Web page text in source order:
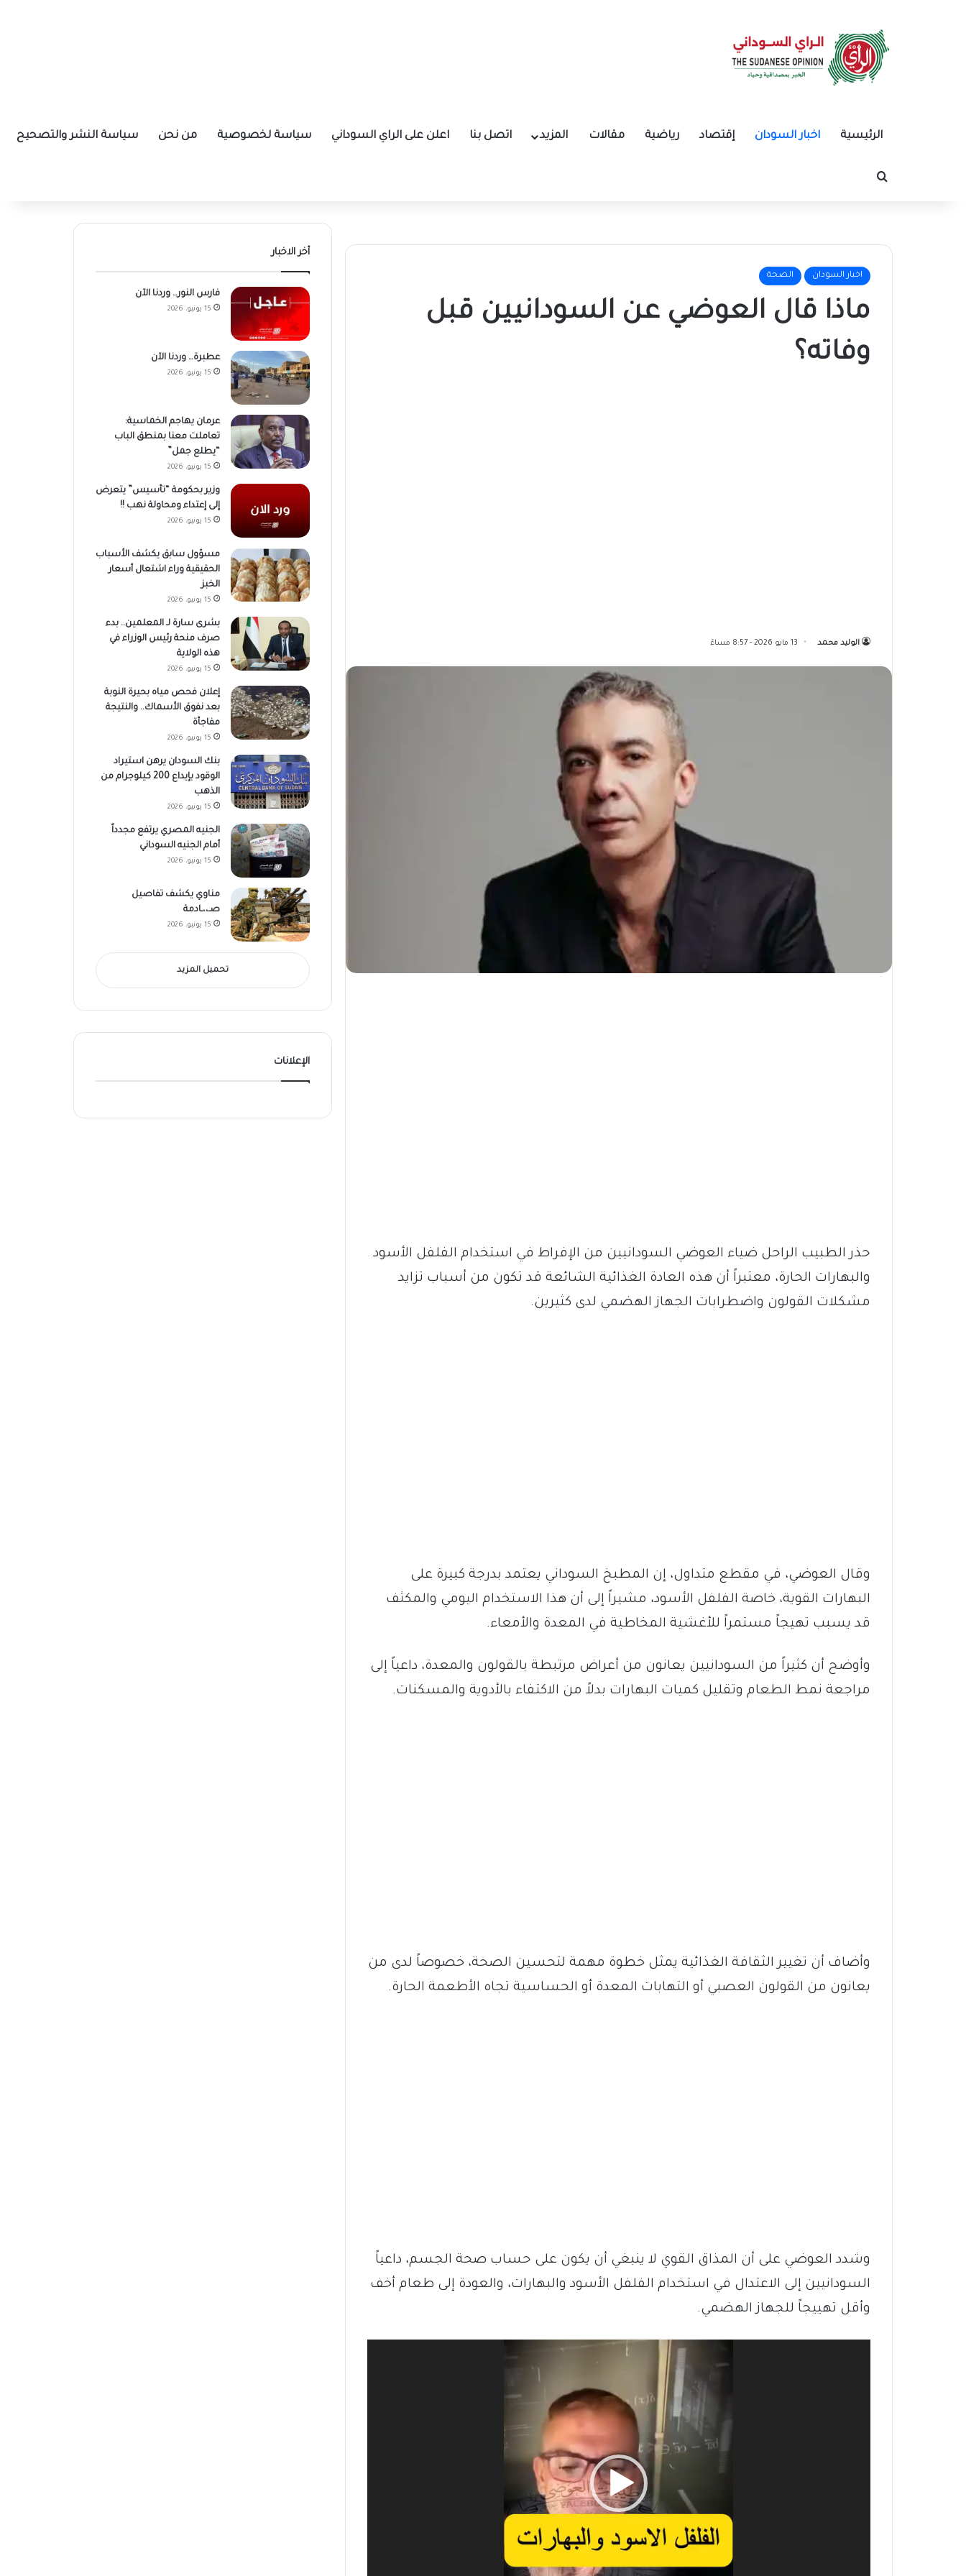
الرئيسية اخبار السودان إقتصاد رياضية مقالات المزيد اتصل بنا اعلن على الراي السوداني سياسة لخصوصية من نحن سياسة النشر والتصحيح
بحث عن
اخبار السودان الصحة
ماذا قال العوضي عن السودانيين قبل
وفاته؟
الوليد محمد 13 مايو 2026 - 8:57 مساءً
حذر الطبيب الراحل ضياء العوضي السودانيين من الإفراط في استخدام الفلفل الأسود
والبهارات الحارة، معتبراً أن هذه العادة الغذائية الشائعة قد تكون من أسباب تزايد
مشكلات القولون واضطرابات الجهاز الهضمي لدى كثيرين.
وقال العوضي، في مقطع متداول، إن المطبخ السوداني يعتمد بدرجة كبيرة على
البهارات القوية، خاصة الفلفل الأسود، مشيراً إلى أن هذا الاستخدام اليومي والمكثف
قد يسبب تهيجاً مستمراً للأغشية المخاطية في المعدة والأمعاء.
وأوضح أن كثيراً من السودانيين يعانون من أعراض مرتبطة بالقولون والمعدة، داعياً إلى
مراجعة نمط الطعام وتقليل كميات البهارات بدلاً من الاكتفاء بالأدوية والمسكنات.
وأضاف أن تغيير الثقافة الغذائية يمثل خطوة مهمة لتحسين الصحة، خصوصاً لدى من
يعانون من القولون العصبي أو التهابات المعدة أو الحساسية تجاه الأطعمة الحارة.
وشدد العوضي على أن المذاق القوي لا ينبغي أن يكون على حساب صحة الجسم، داعياً
السودانيين إلى الاعتدال في استخدام الفلفل الأسود والبهارات، والعودة إلى طعام أخف
وأقل تهييجاً للجهاز الهضمي.
أخر الاخبار
فارس النور… وردنا الآن
15 يونيو، 2026
عطبرة… وردنا الآن
15 يونيو، 2026
عرمان يهاجم الخماسية:
تعاملت معنا بمنطق الباب
“يطلع جمل”
15 يونيو، 2026
وزير بحكومة “تأسيس” يتعرض
إلى إعتداء ومحاولة نهب !!
15 يونيو، 2026
مسؤول سابق يكشف الأسباب
الحقيقية وراء اشتعال أسعار
الخبز
15 يونيو، 2026
بشرى سارة لـ المعلمين.. بدء
صرف منحة رئيس الوزراء في
هذه الولاية
15 يونيو، 2026
إعلان فحص مياه بحيرة النوبة
بعد نفوق الأسماك.. والنتيجة
مفاجأة
15 يونيو، 2026
بنك السودان يرهن استيراد
الوقود بإيداع 200 كيلوجرام من
الذهب
15 يونيو، 2026
الجنيه المصري يرتفع مجدداً
أمام الجنيه السوداني
15 يونيو، 2026
مناوي يكشف تفاصيل
صـ،،ـادمة
15 يونيو، 2026
تحميل المزيد
الإعلانات